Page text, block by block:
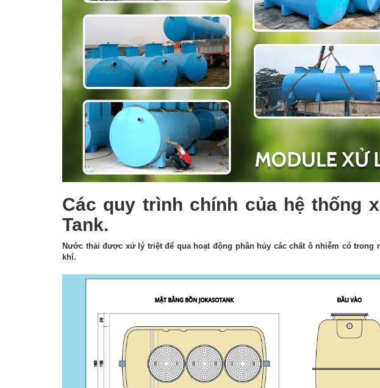
Các quy trình chính của hệ thống
Tank.
Nước thải được xử lý triệt để qua hoạt động phân hủy các chất ô nhiễm có
khí.